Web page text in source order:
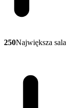
250Największa sala